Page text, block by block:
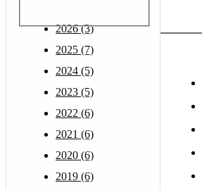
2026 (3)
2025 (7)
2024 (5)
2023 (5)
2022 (6)
2021 (6)
2020 (6)
2019 (6)